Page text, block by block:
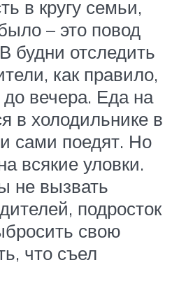
в кругу семьи,
– это повод
будни отследить
как правило,
вечера. Еда на
в холодильнике в
сами поедят. Но
всякие уловки.
не вызвать
подросток
свою
что съел